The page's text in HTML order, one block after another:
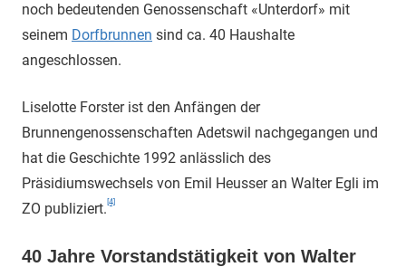
noch bedeutenden Genossenschaft «Unterdorf» mit
seinem Dorfbrunnen sind ca. 40 Haushalte
angeschlossen.
Liselotte Forster ist den Anfängen der
Brunnengenossenschaften Adetswil nachgegangen und
hat die Geschichte 1992 anlässlich des
Präsidiumswechsels von Emil Heusser an Walter Egli im
ZO publiziert. [4]
40 Jahre Vorstandstätigkeit von Walter